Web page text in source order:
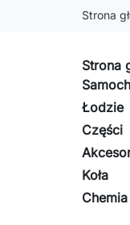
Strona
Strona
Łodzie
Części
Koła